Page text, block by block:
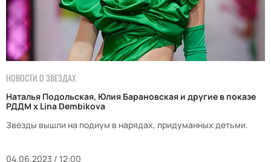
НОВОСТИ О ЗВЕЗДАХ
Наталья Подольская, Юлия Барановская и другие в показе
РДДМ x Lina Dembikova
Звезды вышли на подиум в нарядах, придуманных детьми.
04.06.2023 / 12:00